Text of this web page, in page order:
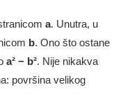
a. Unutra, u
b. Ono što ostane
a² − b². Nije nikakva
površina velikog